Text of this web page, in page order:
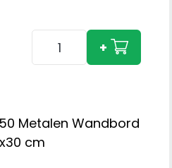
Claas
Jaguar
Sleutelhanger
aantal
+